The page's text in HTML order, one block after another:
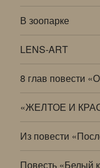
В зоопарке
LENS-ART
8 глав повести
«ЖЕЛТОЕ И
Из повести
Повесть «Белый